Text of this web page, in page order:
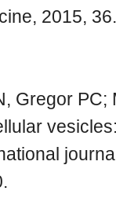
2015,
Gregor PC;